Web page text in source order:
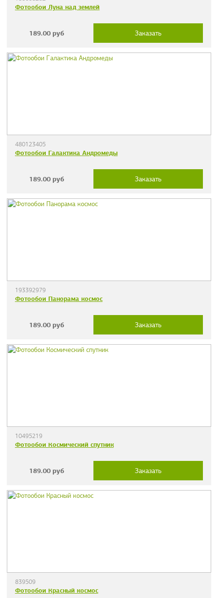
Фотообои Луна над землей
189.00 руб Заказать
480123405
Фотообои Галактика Андромеды
189.00 руб Заказать
193392979
Фотообои Панорама космос
189.00 руб Заказать
10495219
Фотообои Космический спутник
189.00 руб Заказать
839509
Фотообои Красный космос